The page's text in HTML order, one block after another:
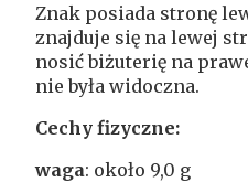
Znak posiada stronę
znajduje się na lewej
nosić biżuterię na
nie była widoczna.
Cechy fizyczne:
waga: około 9,0 g